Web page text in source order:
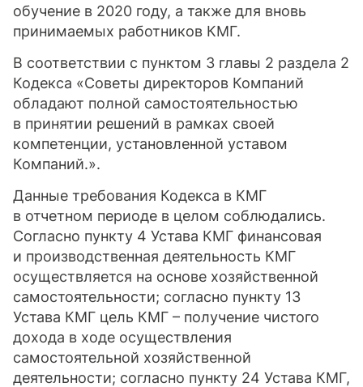
обучение в 2020 году, а также для вновь
принимаемых работников КМГ.
В соответствии с пунктом 3 главы 2 раздела 2
Кодекса «Советы директоров Компаний
обладают полной самостоятельностью
в принятии решений в рамках своей
компетенции, установленной уставом
Компаний.».
Данные требования Кодекса в КМГ
в отчетном периоде в целом соблюдались.
Согласно пункту 4 Устава КМГ финансовая
и производственная деятельность КМГ
осуществляется на основе хозяйственной
самостоятельности; согласно пункту 13
Устава КМГ цель КМГ – получение чистого
дохода в ходе осуществления
самостоятельной хозяйственной
деятельности; согласно пункту 24 Устава КМГ,